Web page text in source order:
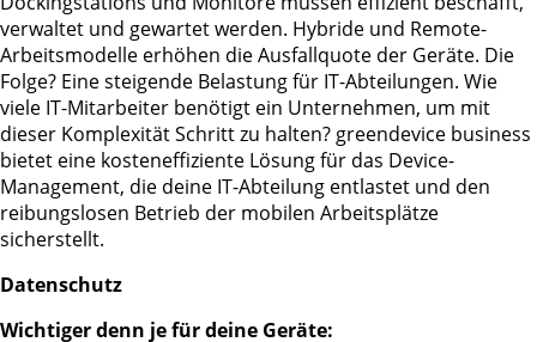
verwaltet und gewartet werden. Hybride und Remote-
Arbeitsmodelle erhöhen die Ausfallquote der Geräte. Die
Folge? Eine steigende Belastung für IT-Abteilungen. Wie
viele IT-Mitarbeiter benötigt ein Unternehmen, um mit
dieser Komplexität Schritt zu halten? greendevice business
bietet eine kosteneffiziente Lösung für das Device-
Management, die deine IT-Abteilung entlastet und den
reibungslosen Betrieb der mobilen Arbeitsplätze
sicherstellt.
Datenschutz
Wichtiger denn je für deine Geräte: